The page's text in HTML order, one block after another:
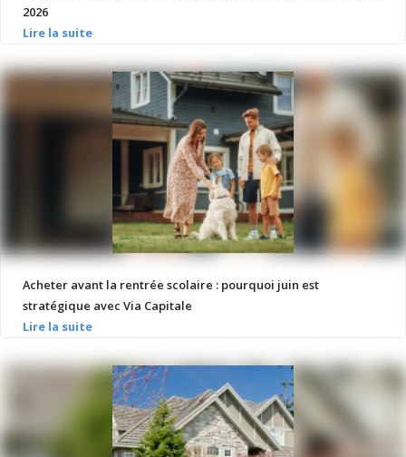
2026
Acheter avant la rentrée scolaire : pourquoi juin est
stratégique avec Via Capitale